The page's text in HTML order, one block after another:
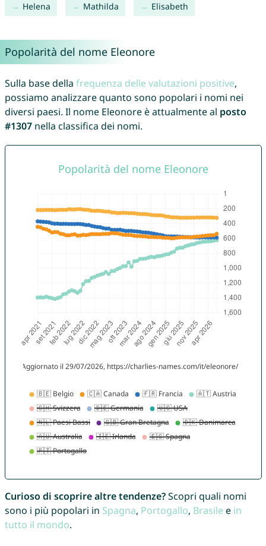
Helena Mathilda Elisabeth
Popolarità del nome Eleonore
Sulla base della frequenza delle valutazioni positive,
possiamo analizzare quanto sono popolari i nomi nei
diversi paesi. Il nome Eleonore è attualmente al posto
#1307nella classifica dei nomi.
Curioso di scoprire altre tendenze?Scopri quali nomi
sono i più popolari in Spagna, Portogallo, Brasile e in
tutto il mondo.